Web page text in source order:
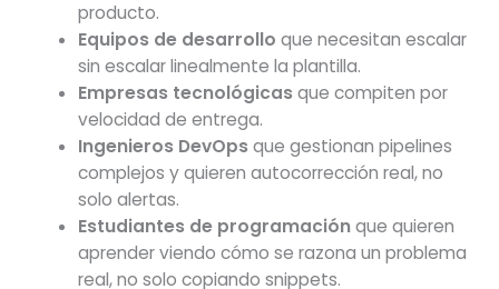
producto.
Equipos de desarrollo que necesitan escalar
sin escalar linealmente la plantilla.
Empresas tecnológicas que compiten por
velocidad de entrega.
Ingenieros DevOps que gestionan pipelines
complejos y quieren autocorrección real, no
solo alertas.
Estudiantes de programaciónque quieren
aprender viendo cómo se razona un problema
real, no solo copiando snippets.